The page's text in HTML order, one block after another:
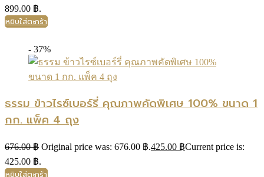
899.00 ฿.
หยิบใส่ตะกร้า
- 37%
ธรรม ข้าวไรซ์เบอร์รี่ คุณภาพคัดพิเศษ 100% ขนาด 1
กก. แพ็ค 4 ถุง
676.00฿ Original price was: 676.00 ฿.425.00 ฿Current price is:
425.00 ฿.
หยิบใส่ตะกร้า